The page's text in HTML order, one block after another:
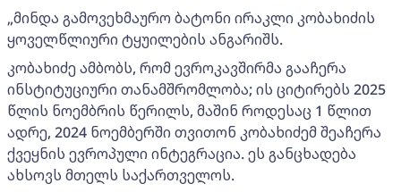
„მინდა გამოვეხმაურო ბატონი ირაკლი კობახიძის
ყოველწლიური ტყუილების ანგარიშს.
კობახიძე ამბობს, რომ ევროკავშირმა გააჩერა
ინსტიტუციური თანამშრომლობა; ის ციტირებს 2025
წლის ნოემბრის წერილს, მაშინ როდესაც 1 წლით
ადრე, 2024 ნოემბერში თვითონ კობახიძემ შეაჩერა
ქვეყნის ევროპული ინტეგრაცია. ეს განცხადება
ახსოვს მთელს საქართველოს.